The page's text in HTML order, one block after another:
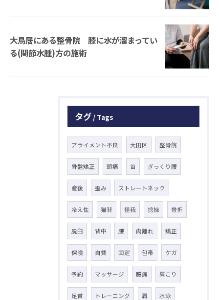
大鳥居にある整骨院 膝に水が溜まってい
る(関節水腫)方の施術
タグ Tags
アライメント不良 大田区 整骨院
骨盤矯正 頭痛 首 ぎっくり腰
産後 歪み ストレートネック
冷え性 猫背 怪我 捻挫 骨折
脱臼 背中 腰 肉離れ 矯正
保険 自費 固定 包帯 ケガ
予約 マッサージ 腰痛 肩こり
足首 トレーニング 肩 水泳